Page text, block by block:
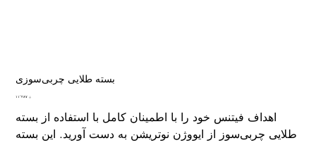
بسته طلایی چربی‌سوزی
Price؋ ۱۱٬۲۸۷
اهداف فیتنس خود را با اطمینان کامل با استفاده از بسته
طلایی چربی‌سوز از ایووژن نوتریشن به دست آورید. این بسته